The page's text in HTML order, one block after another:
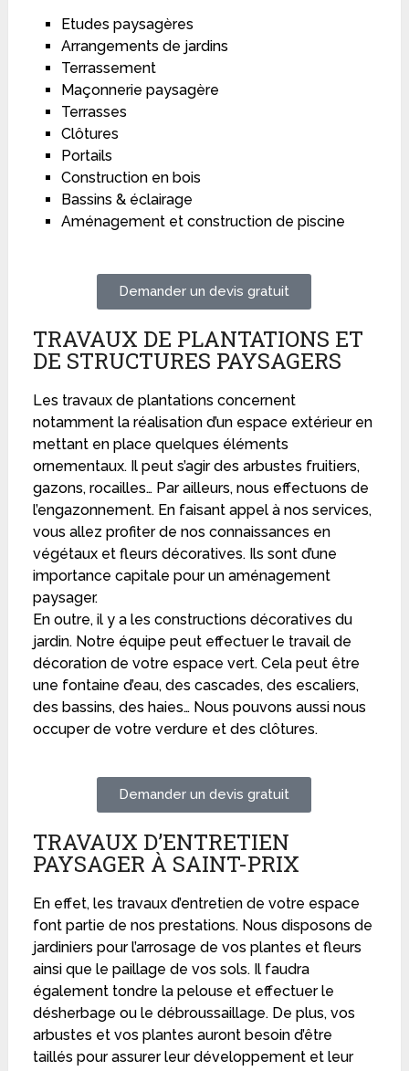
Etudes paysagères
Arrangements de jardins
Terrassement
Maçonnerie paysagère
Terrasses
Clôtures
Portails
Construction en bois
Bassins & éclairage
Aménagement et construction de piscine
Demander un devis gratuit
TRAVAUX DE PLANTATIONS ET
DE STRUCTURES PAYSAGERS
Les travaux de plantations concernent
notamment la réalisation d’un espace extérieur en
mettant en place quelques éléments
ornementaux. Il peut s’agir des arbustes fruitiers,
gazons, rocailles… Par ailleurs, nous effectuons de
l’engazonnement. En faisant appel à nos services,
vous allez profiter de nos connaissances en
végétaux et fleurs décoratives. Ils sont d’une
importance capitale pour un aménagement
paysager.
En outre, il y a les constructions décoratives du
jardin. Notre équipe peut effectuer le travail de
décoration de votre espace vert. Cela peut être
une fontaine d’eau, des cascades, des escaliers,
des bassins, des haies… Nous pouvons aussi nous
occuper de votre verdure et des clôtures.
Demander un devis gratuit
TRAVAUX D’ENTRETIEN
PAYSAGER À SAINT-PRIX
En effet, les travaux d’entretien de votre espace
font partie de nos prestations. Nous disposons de
jardiniers pour l’arrosage de vos plantes et fleurs
ainsi que le paillage de vos sols. Il faudra
également tondre la pelouse et effectuer le
désherbage ou le débroussaillage. De plus, vos
arbustes et vos plantes auront besoin d’être
taillés pour assurer leur développement et leur